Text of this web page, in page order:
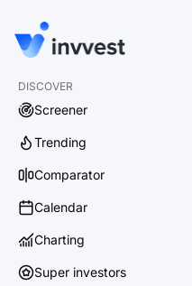
DISCOVER
Screener
Trending
Comparator
Calendar
Charting
Super investors